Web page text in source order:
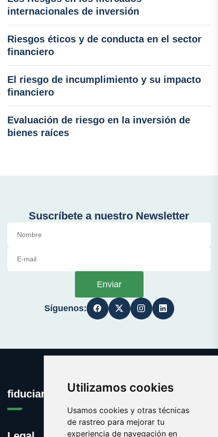
Utilizamos cookies
Usamos cookies y otras técnicas
de rastreo para mejorar tu
experiencia de navegación en
internacionales de inversión
Riesgos éticos y de conducta en el sector
financiero
El riesgo de incumplimiento y su impacto
financiero
Evaluación de riesgo en la inversión de
bienes raíces
Suscríbete a nuestro Newsletter
Enviar
Síguenos:
fiduciaria.es